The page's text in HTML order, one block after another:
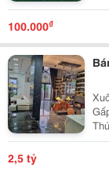
100.000₫
2,5 tỷ